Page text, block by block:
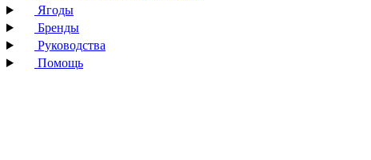
Ягоды
Бренды
Руководства
Помощь